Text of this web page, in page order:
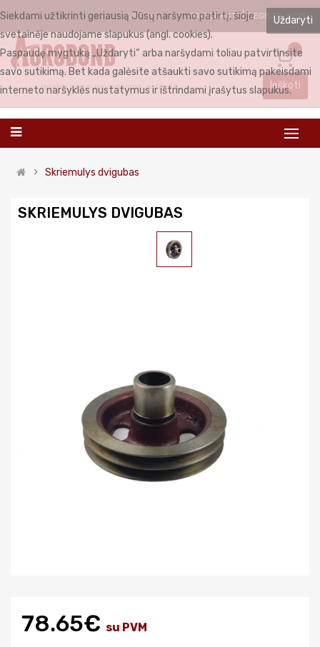
LIETUVIŲ PRISIJUNGTI REGISTRUOTIS
0
Ieškoti
Skriemulys dvigubas
SKRIEMULYS DVIGUBAS
78.65€ su PVM
Uždaryti
Siekdami užtikrinti geriausią Jūsų naršymo patirtį, šioje
svetainėje naudojame slapukus (angl. cookies).
Paspaudę mygtuką „Uždaryti“ arba naršydami toliau patvirtinsite
savo sutikimą. Bet kada galėsite atšaukti savo sutikimą pakeisdami
interneto naršyklės nustatymus ir ištrindami įrašytus slapukus.